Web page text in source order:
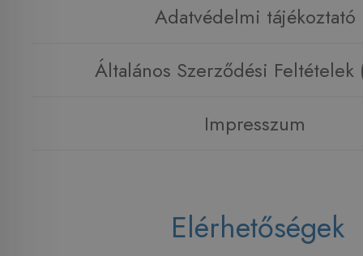
Adatvédelmi tájékoztató
Általános Szerződési Feltételek
Impresszum
Elérhetőségek